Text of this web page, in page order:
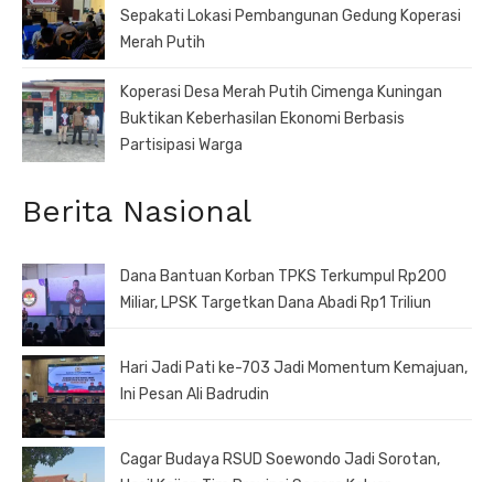
Sepakati Lokasi Pembangunan Gedung Koperasi
Merah Putih
Koperasi Desa Merah Putih Cimenga Kuningan
Buktikan Keberhasilan Ekonomi Berbasis
Partisipasi Warga
Berita Nasional
Dana Bantuan Korban TPKS Terkumpul Rp200
Miliar, LPSK Targetkan Dana Abadi Rp1 Triliun
Hari Jadi Pati ke-703 Jadi Momentum Kemajuan,
Ini Pesan Ali Badrudin
Cagar Budaya RSUD Soewondo Jadi Sorotan,